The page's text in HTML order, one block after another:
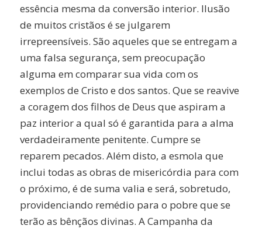
essência mesma da conversão interior. Ilusão
de muitos cristãos é se julgarem
irrepreensíveis. São aqueles que se entregam a
uma falsa segurança, sem preocupação
alguma em comparar sua vida com os
exemplos de Cristo e dos santos. Que se reavive
a coragem dos filhos de Deus que aspiram a
paz interior a qual só é garantida para a alma
verdadeiramente penitente. Cumpre se
reparem pecados. Além disto, a esmola que
inclui todas as obras de misericórdia para com
o próximo, é de suma valia e será, sobretudo,
providenciando remédio para o pobre que se
terão as bênçãos divinas. A Campanha da